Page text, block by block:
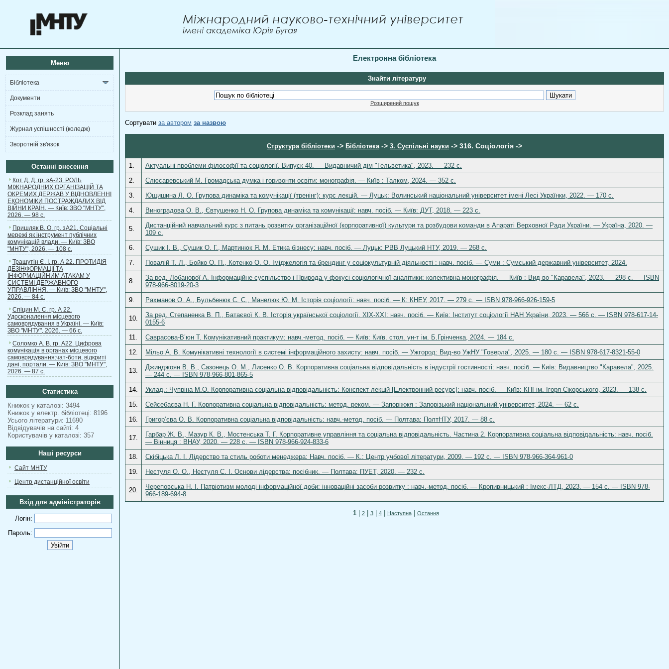
Меню
Бібліотека
Документи
Розклад занять
Журнал успішності (коледж)
Зворотній зв'язок
Останні внесення
Кот Д. Д. гр. зА-23. РОЛЬ
МІЖНАРОДНИХ ОРГАНІЗАЦІЙ ТА
ОКРЕМИХ ДЕРЖАВ У ВІДНОВЛЕННІ
ЕКОНОМІКИ ПОСТРАЖДАЛИХ ВІД
ВІЙНИ КРАЇН. — Київ: ЗВО "МНТУ",
2026. — 98 с.
Пришляк В. О. гр. зА21. Соціальні
мережі як інструмент публічних
комунікацій влади. — Київ: ЗВО
"МНТУ", 2026. — 108 с.
Трашутін Є. І. гр. А 22. ПРОТИДІЯ
ДЕЗІНФОРМАЦІЇ ТА
ІНФОРМАЦІЙНИМ АТАКАМ У
СИСТЕМІ ДЕРЖАВНОГО
УПРАВЛІННЯ. — Київ: ЗВО "МНТУ",
2026. — 84 с.
Спіцин М. С. гр. А 22.
Удосконалення місцевого
самоврядування в Україні. — Київ:
ЗВО "МНТУ", 2026. — 66 с.
Соломко А. В. гр. А22. Цифрова
комунікація в органах місцевого
самоврядування:чат-боти, відкриті
дані, портали. — Київ: ЗВО "МНТУ",
2026. — 87 с.
Статистика
Книжок у каталозі: 3494
Книжок у електр. бібліотеці: 8196
Усього літератури: 11690
Відвідувачів на сайті: 4
Користувачів у каталозі: 357
Наші ресурси
Сайт МНТУ
Центр дистанційної освіти
Вхід для адміністраторів
Логін:
Пароль:
Електронна бібліотека
Знайти літературу
Розширений пошук
Сортувати за автором за назвою
Структура бібліотеки -> Бібліотека -> 3. Суспільні науки -> 316. Соціологія ->
1.
Актуальні проблеми філософії та соціології. Випуск 40. — Видавничий дім "Гельветика", 2023. — 232 с.
2.
Слюсаревський М. Громадська думка і горизонти освіти: монографія. — Київ : Талком, 2024. — 352 с.
3.
Ющишина Л. О. Групова динаміка та комунікації (тренінг): курс лекцій. — Луцьк: Волинський національний університет імені Лесі Українки, 2022. — 170 с.
4.
Виноградова О. В., Євтушенко Н. О. Групова динаміка та комунікації: навч. посіб. — Київ: ДУТ, 2018. — 223 с.
5.
Дистанційний навчальний курс з питань розвитку організаційної (корпоративної) культури та розбудови команди в Апараті Верховної Ради України. — Україна, 2020. —
109 с.
6.
Сушик І. В., Сушик О. Г., Мартинюк Я. М. Етика бізнесу: навч. посіб. — Луцьк: РВВ Луцький НТУ, 2019. — 268 с.
7.
Повалій Т. Л., Бойко О. П., Котенко О. О. Іміджелогія та брендинг у соціокультурній діяльності : навч. посіб. — Суми : Сумський державний університет, 2024.
8.
За ред. Лобанової А. Інформаційне суспільство і Природа у фокусі соціологічної аналітики: колективна монографія. — Київ : Вид-во "Каравела", 2023. — 298 с. — ISBN
978-966-8019-20-3
9.
Рахманов О. А., Бульбенюк С. С., Манелюк Ю. М. Історія соціології: навч. посіб. — К: КНЕУ, 2017. — 279 с. — ISBN 978-966-926-159-5
10.
За ред. Степаненка В. П., Батаєвої К. В. Історія української соціології. XIX-XXI: навч. посіб. — Київ: Інститут соціології НАН України, 2023. — 566 с. — ISBN 978-617-14-
0155-6
11.
Саврасова-В’юн Т. Комунікативний практикум: навч.-метод. посіб. — Київ: Київ. стол. ун-т ім. Б.Грінченка, 2024. — 184 с.
12.
Мільо А. В. Комунікативні технології в системі інформаційного захисту: навч. посіб. — Ужгород: Вид-во УжНУ "Говерла", 2025. — 180 с. — ISBN 978-617-8321-55-0
13.
Джинджоян В. В., Сазонець О. М., Лисенко О. В. Корпоративна соціальна відповідальність в індустрії гостинності: навч. посіб. — Київ: Видавництво "Каравела", 2025.
— 244 с. — ISBN 978-966-801-865-5
14.
Уклад.: Чупріна М.О. Корпоративна соціальна відповідальність: Конспект лекцій [Електронний ресурс]: навч. посіб. — Київ: КПІ ім. Ігоря Сікорського, 2023. — 138 с.
15.
Сейсебаєва Н. Г. Корпоративна соціальна відповідальність: метод. реком. — Запоріжжя : Запорізький національний університет, 2024. — 62 с.
16.
Григор’єва О. В. Корпоративна соціальна відповідальність: навч.-метод. посіб. — Полтава: ПолтНТУ, 2017. — 88 с.
17.
Гарбар Ж. В., Мазур К. В., Мостенська Т. Г. Корпоративне управління та соціальна відповідальність. Частина 2. Корпоративна соціальна відповідальність: навч. посіб.
— Вінниця : ВНАУ, 2020. — 228 с. — ISBN 978-966-924-833-6
18.
Скібіцька Л. І. Лідерство та стиль роботи менеджера: Навч. посіб. — К.: Центр учбової літератури, 2009. — 192 с. — ISBN 978-966-364-961-0
19.
Нестуля О. О., Нестуля С. І. Основи лідерства: посібник. — Полтава: ПУЕТ, 2020. — 232 с.
20.
Череповська Н. І. Патріотизм молоді інформаційної доби: інноваційні засоби розвитку : навч.-метод. посіб. — Кропивницький : Імекс-ЛТД, 2023. — 154 с. — ISBN 978-
966-189-694-8
1| 2| 3| 4| Наступна| Остання